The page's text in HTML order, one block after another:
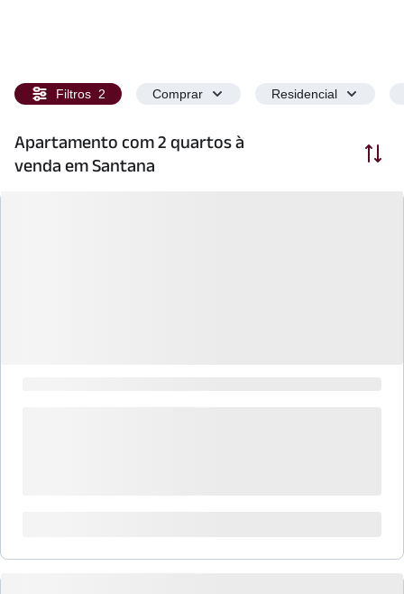
Filtros 2 Comprar Residencial
Apartamento com 2 quartos à
venda em Santana
Ordenar